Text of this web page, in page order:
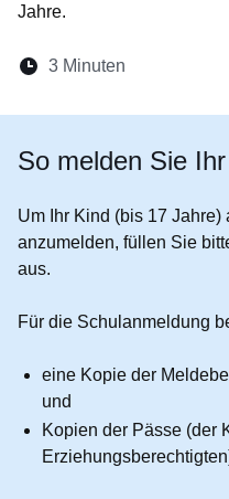
Jahre.
Lesedauer:
3 Minuten
So melden Sie
Um Ihr Kind (bis 17 Jahre)
anzumelden, füllen Sie
aus.
Für die Schulanmeldung
eine Kopie der
und
Kopien der Pässe (der